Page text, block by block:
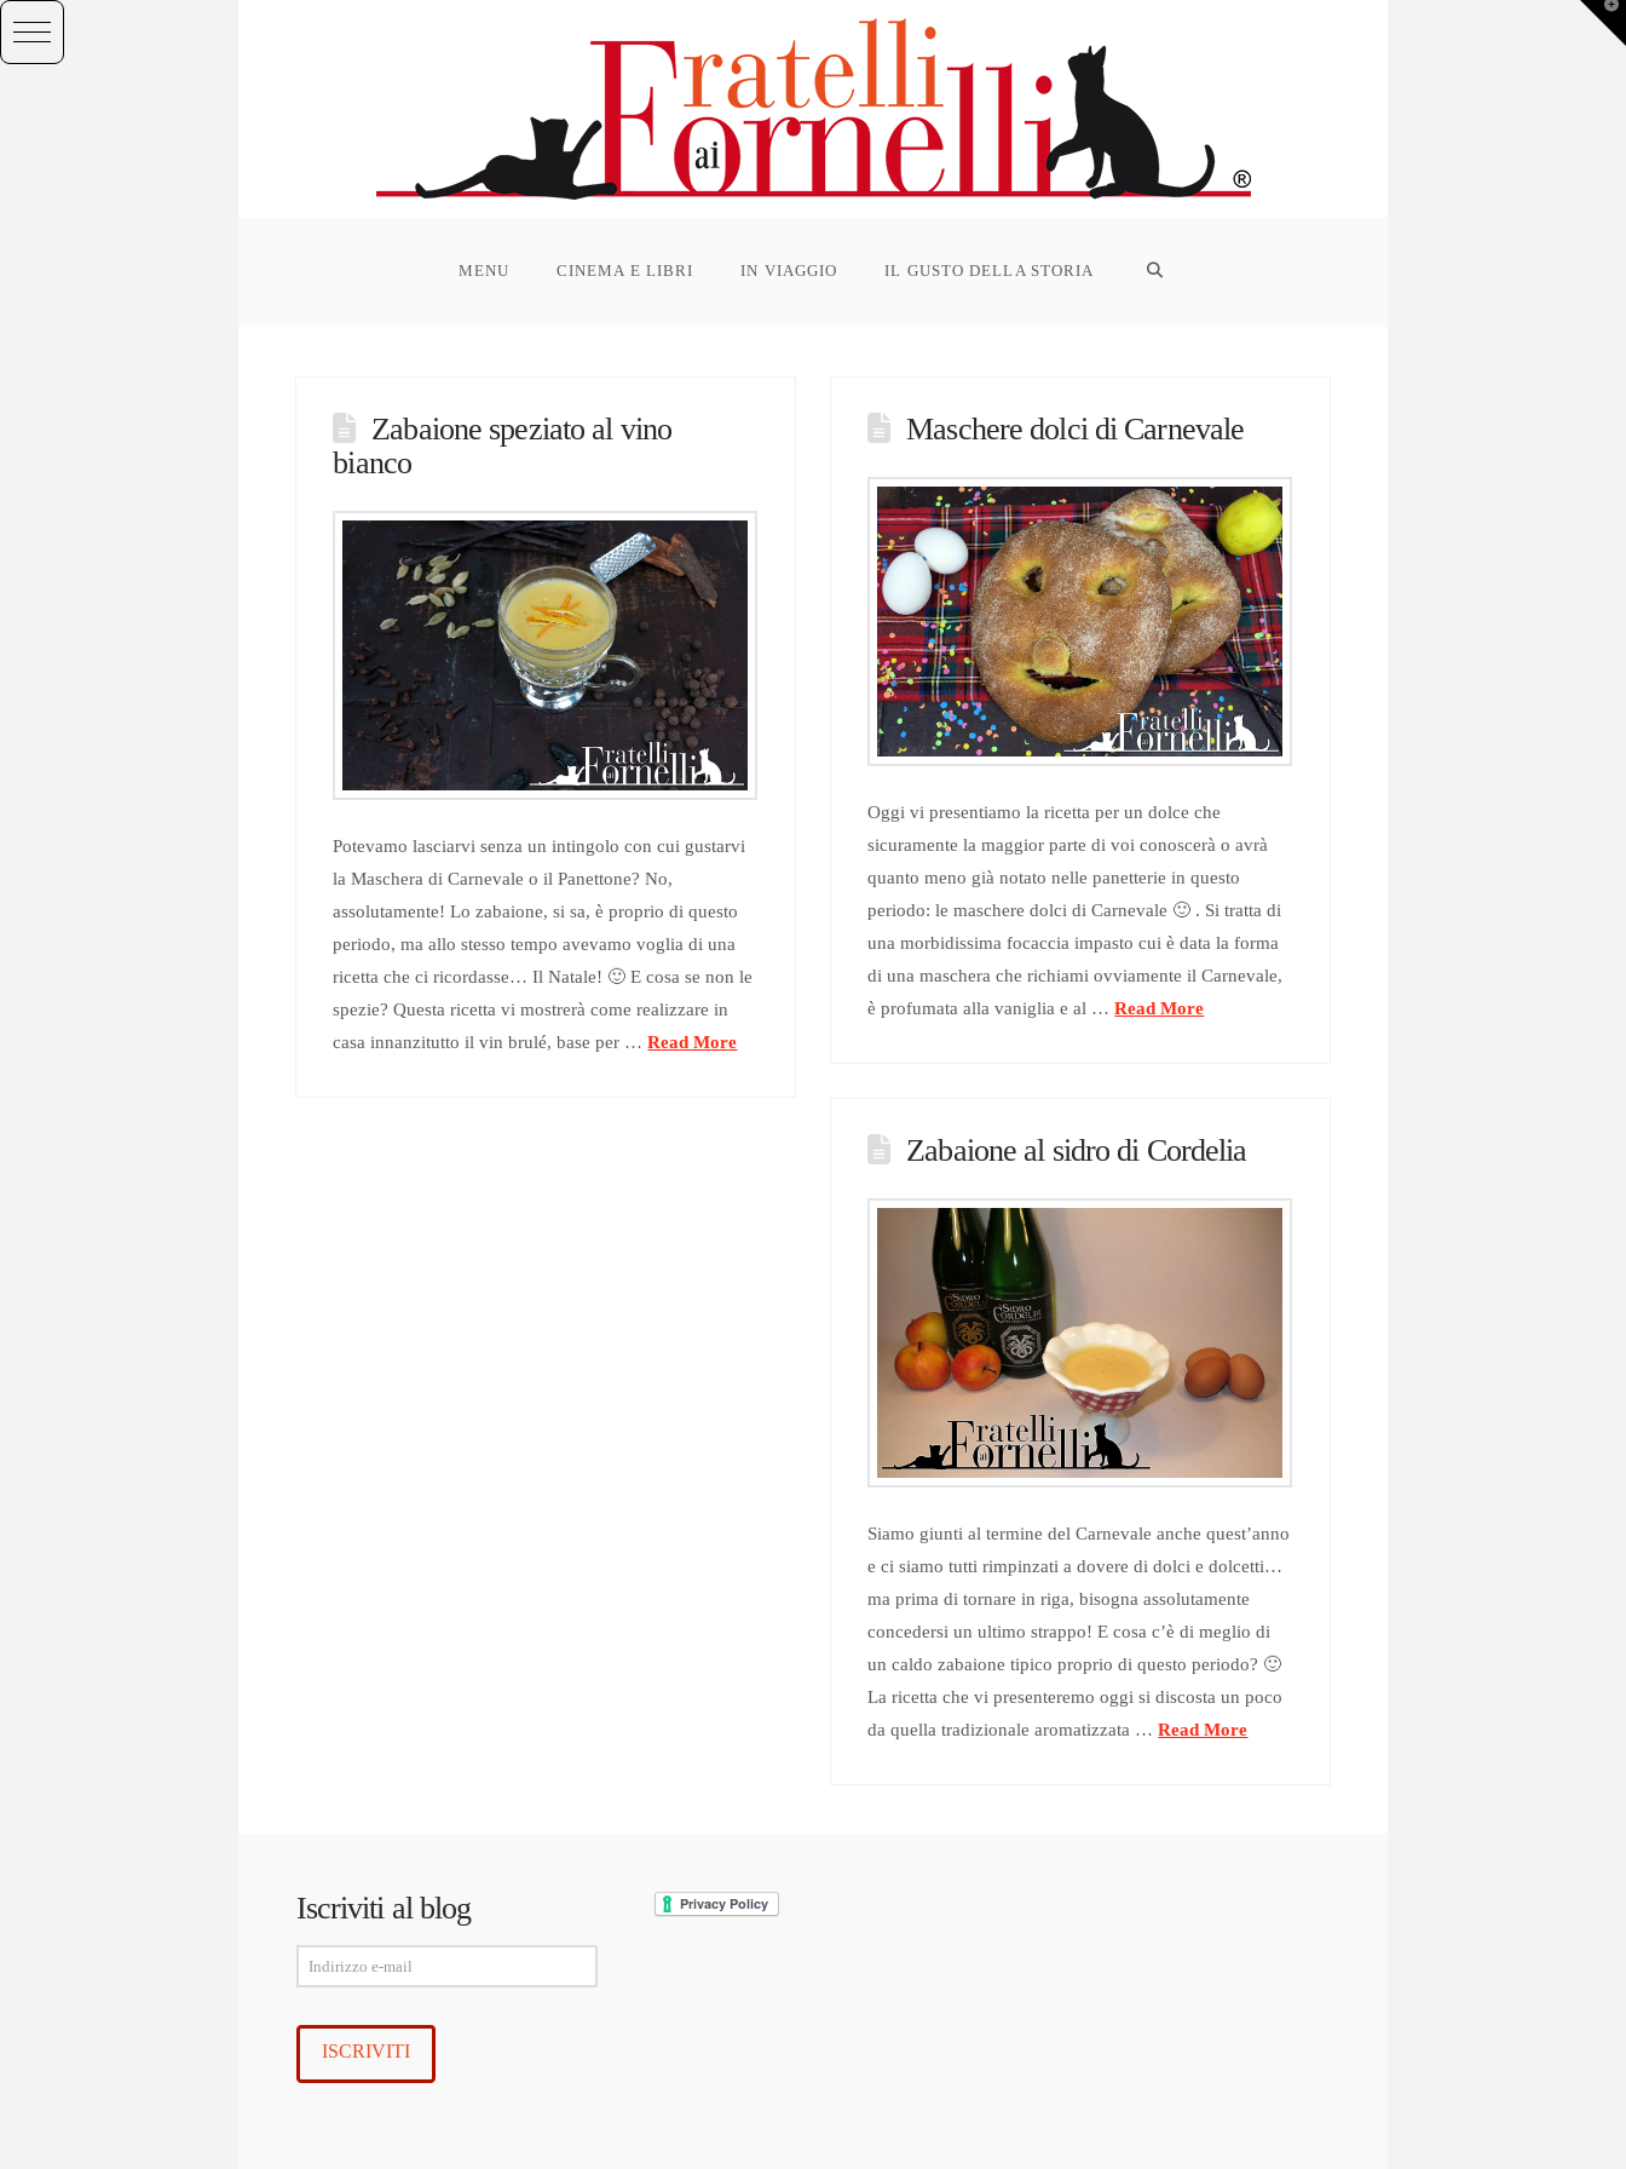
MENU CINEMA E LIBRI IN VIAGGIO IL GUSTO DELLA STORIA
Zabaione speziato al vino
bianco
Potevamo lasciarvi senza un intingolo con cui gustarvi
la Maschera di Carnevale o il Panettone? No,
assolutamente! Lo zabaione, si sa, è proprio di questo
periodo, ma allo stesso tempo avevamo voglia di una
ricetta che ci ricordasse… Il Natale! 🙂 E cosa se non le
spezie? Questa ricetta vi mostrerà come realizzare in
casa innanzitutto il vin brulé, base per …Read More
Maschere dolci di Carnevale
Oggi vi presentiamo la ricetta per un dolce che
sicuramente la maggior parte di voi conoscerà o avrà
quanto meno già notato nelle panetterie in questo
periodo: le maschere dolci di Carnevale 🙂 . Si tratta di
una morbidissima focaccia impasto cui è data la forma
di una maschera che richiami ovviamente il Carnevale,
è profumata alla vaniglia e al …Read More
Zabaione al sidro di Cordelia
Siamo giunti al termine del Carnevale anche quest’anno
e ci siamo tutti rimpinzati a dovere di dolci e dolcetti…
ma prima di tornare in riga, bisogna assolutamente
concedersi un ultimo strappo! E cosa c’è di meglio di
un caldo zabaione tipico proprio di questo periodo? 🙂
La ricetta che vi presenteremo oggi si discosta un poco
da quella tradizionale aromatizzata …Read More
Iscriviti al blog
Indirizzo
e-
mail
ISCRIVITI